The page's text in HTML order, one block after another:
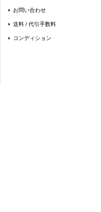
お問い合わせ
送料 / 代引手数料
コンディション